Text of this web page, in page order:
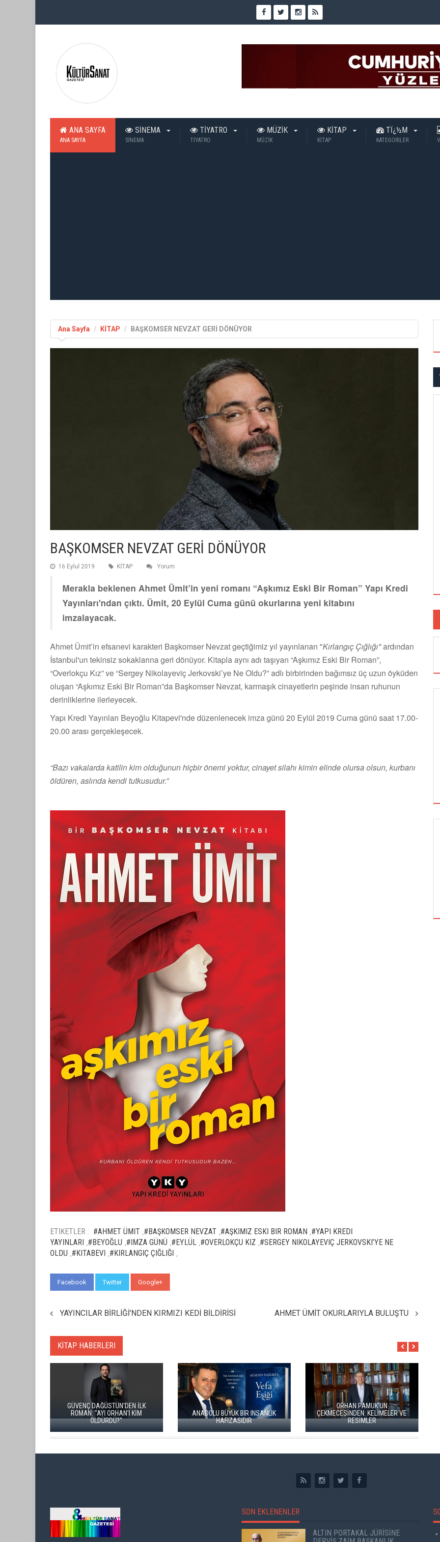
ANA SAYFA
ANA SAYFA
SİNEMA
SİNEMA
TİYATRO
TİYATRO
MÜZİK
MÜZİK
KİTAP
KİTAP
TÏ¿½M
KATEGORILER
Ana Sayfa KİTAP BAŞKOMSER NEVZAT GERİ DÖNÜYOR
BAŞKOMSER NEVZAT GERİ DÖNÜYOR
16 Eylul 2019 KİTAP Yorum
Merakla beklenen Ahmet Ümit’in yeni romanı “Aşkımız Eski Bir Roman” Yapı Kredi
Yayınları'ndan çıktı. Ümit, 20 Eylül Cuma günü okurlarına yeni kitabını
imzalayacak.
Ahmet Ümit’in efsanevi karakteri Başkomser Nevzat geçtiğimiz yıl yayınlanan "Kırlangıç Çığlığı"ardından
İstanbul'un tekinsiz sokaklarına geri dönüyor. Kitapla aynı adı taşıyan “Aşkımız Eski Bir Roman”,
“Overlokçu Kız” ve “Sergey Nikolayeviç Jerkovski’ye Ne Oldu?” adlı birbirinden bağımsız üç uzun öyküden
oluşan “Aşkımız Eski Bir Roman”da Başkomser Nevzat, karmaşık cinayetlerin peşinde insan ruhunun
derinliklerine ilerleyecek.
Yapı Kredi Yayınları Beyoğlu Kitapevi'nde düzenlenecek imza günü 20 Eylül 2019 Cuma günü saat 17.00-
20.00 arası gerçekleşecek.
“Bazı vakalarda katilin kim olduğunun hiçbir önemi yoktur, cinayet silahı kimin elinde olursa olsun, kurbanı
öldüren, aslında kendi tutkusudur.”
ETIKETLER : #AHMET ÜMIT #BAŞKOMSER NEVZAT #AŞKIMIZ ESKI BIR ROMAN #YAPI KREDI
YAYINLARI #BEYOĞLU #IMZA GÜNÜ #EYLÜL #OVERLOKÇU KIZ #SERGEY NIKOLAYEVIÇ JERKOVSKI’YE NE
OLDU #KITABEVI #KIRLANGIÇ ÇIĞLIĞI
Facebook Twitter Google+
YAYINCILAR BİRLİĞİ'NDEN KIRMIZI KEDİ BİLDİRİSİ AHMET ÜMİT OKURLARIYLA BULUŞTU
KİTAP HABERLERI
İKİ KİTAP VE BİTMEYEN BİR ENERJİ
ÜNAL ERSÖZLÜ’NÜN YENİ ŞİİR
KİTABI “BÖĞÜRTLEN ÖPÜCÜĞÜ”
YAYIMLANDI
RIZA SÖNMEZ: ‘ANADOLU,
SANILDIĞINDAN ÇOK DAHA VEGAN"
SON EKLENENLER
ALTIN PORTAKAL JÜRİSİNE